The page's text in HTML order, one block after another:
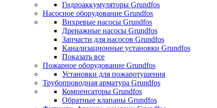
Гидроаккумуляторы Grundfos
Насосное оборудование Grundfos
Вихревые насосы Grundfos
Дренажные насосы Grundfos
Запчасти для насосов Grundfos
Канализационные установки Grundfos
Показать все
Пожарное оборудование Grundfos
Установки для пожаротушения
Трубопроводная арматура Grundfos
Компенсаторы Grundfos
Обратные клапаны Grundfos